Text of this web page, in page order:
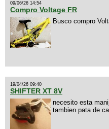
09/06/26 14:54
Compro Voltage FR
Busco compro
19/04/26 09:40
SHIFTER XT 8V
necesito esta
tambien pata de